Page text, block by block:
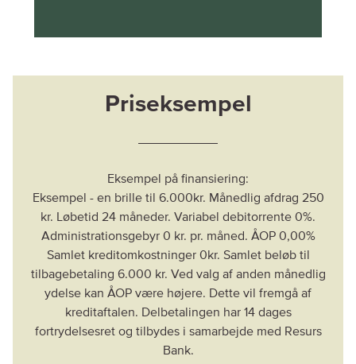
Priseksempel
Eksempel på finansiering:
Eksempel - en brille til 6.000kr. Månedlig afdrag 250
kr. Løbetid 24 måneder. Variabel debitorrente 0%.
Administrationsgebyr 0 kr. pr. måned. ÅOP 0,00%
Samlet kreditomkostninger 0kr. Samlet beløb til
tilbagebetaling 6.000 kr. Ved valg af anden månedlig
ydelse kan ÅOP være højere. Dette vil fremgå af
kreditaftalen. Delbetalingen har 14 dages
fortrydelsesret og tilbydes i samarbejde med Resurs